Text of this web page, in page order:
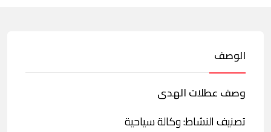
الوصف
وصف عطلات الهدى
تصنيف النشاط: وكالة سياحية